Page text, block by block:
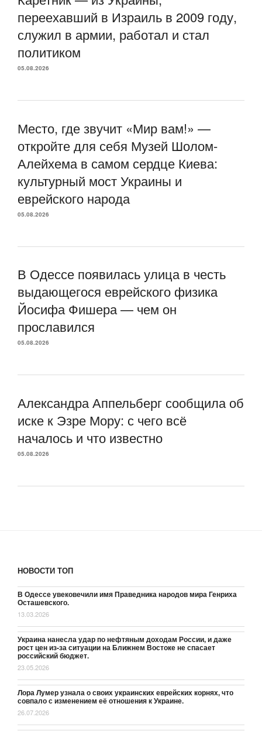
переехавший в Израиль в 2009 году,
служил в армии, работал и стал
политиком
05.08.2026
Место, где звучит «Мир вам!» —
откройте для себя Музей Шолом-
Алейхема в самом сердце Киева:
культурный мост Украины и
еврейского народа
05.08.2026
В Одессе появилась улица в честь
выдающегося еврейского физика
Йосифа Фишера — чем он
прославился
05.08.2026
Александра Аппельберг сообщила об
иске к Эзре Мору: с чего всё
началось и что известно
05.08.2026
НОВОСТИ ТОП
В Одессе увековечили имя Праведника народов мира Генриха
Осташевского.
13.03.2026
Украина нанесла удар по нефтяным доходам России, и даже
рост цен из-за ситуации на Ближнем Востоке не спасает
российский бюджет.
23.05.2026
Лора Лумер узнала о своих украинских еврейских корнях, что
совпало с изменением её отношения к Украине.
26.07.2026